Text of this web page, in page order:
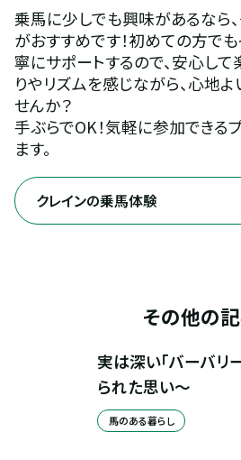
乗馬に少しでも興味があるなら
がおすすめです！初めての方で
寧にサポートするので、安心して
りやリズムを感じながら、心地
せんか？
手ぶらでOK！気軽に参加できる
ます。
クレインの乗馬体験
その他の
実は深い「バーバリ
られた思い～
馬のある暮らし